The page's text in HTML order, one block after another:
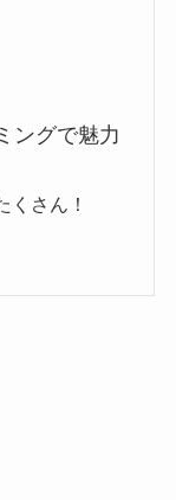
ングで魅力
くさん！